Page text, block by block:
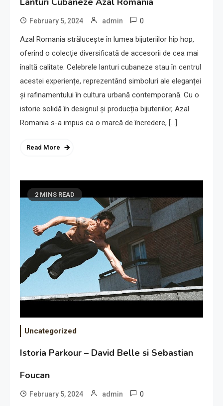
February 5, 2024 admin 0
Azal Romania strălucește în lumea bijuteriilor hip hop,
oferind o colecție diversificată de accesorii de cea mai
înaltă calitate. Celebrele lanturi cubaneze stau în centrul
acestei experiențe, reprezentând simboluri ale eleganței
și rafinamentului în cultura urbană contemporană. Cu o
istorie solidă în designul și producția bijuteriilor, Azal
Romania s-a impus ca o marcă de încredere, […]
Read More
2 MINS READ
Uncategorized
Istoria Parkour – David Belle si Sebastian
Foucan
February 5, 2024 admin 0